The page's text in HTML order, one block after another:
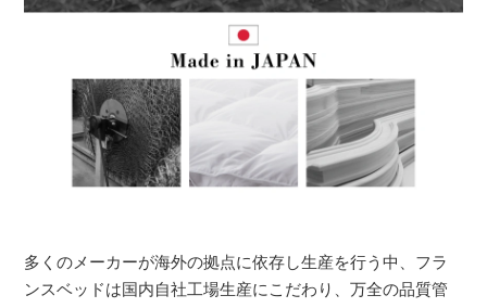
多くのメーカーが海外の拠点に依存し生産を行う中、フラ
ンスベッドは国内自社工場生産にこだわり、万全の品質管